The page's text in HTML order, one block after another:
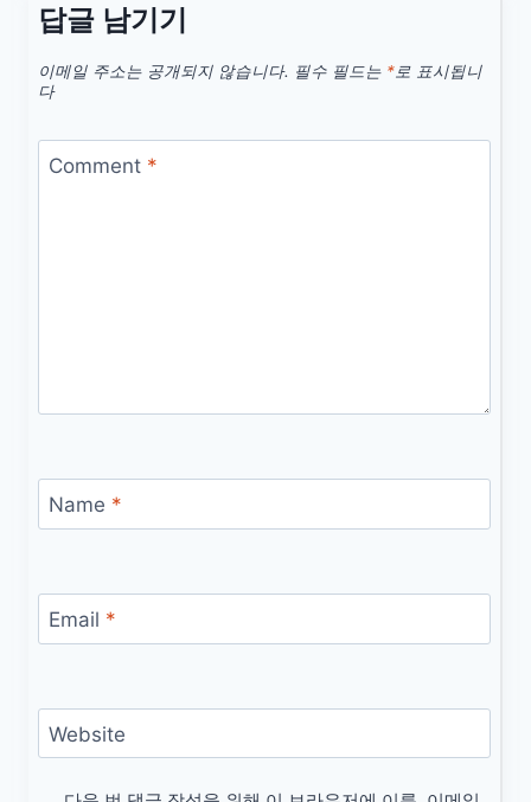
답글 남기기
이메일 주소는 공개되지 않습니다. 필수 필드는 *로 표시됩니
다
Comment *
Name *
Email *
Website